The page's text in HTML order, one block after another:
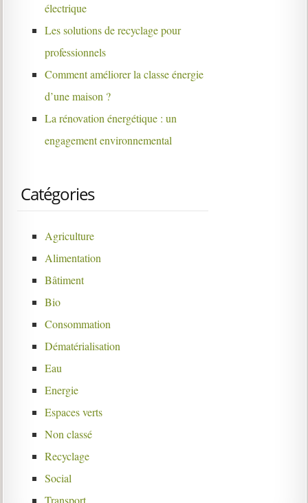
électrique
Les solutions de recyclage pour
professionnels
Comment améliorer la classe énergie
d’une maison ?
La rénovation énergétique : un
engagement environnemental
Catégories
Agriculture
Alimentation
Bâtiment
Bio
Consommation
Dématérialisation
Eau
Energie
Espaces verts
Non classé
Recyclage
Social
Transport